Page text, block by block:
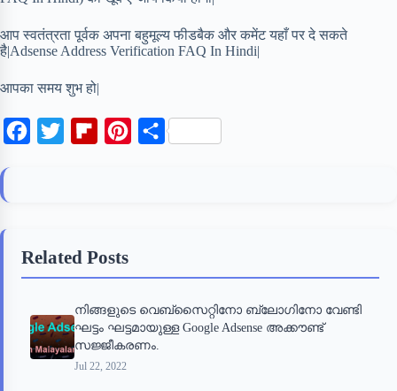
आप स्वतंत्रता पूर्वक अपना बहुमूल्य फीडबैक और कमेंट यहाँ पर दे सकते
है|Adsense Address Verification FAQ In Hindi|
आपका समय शुभ हो|
o
k
e
o
r
d
s
t
S
Related Posts
നിങ്ങളുടെ വെബ്‌സൈറ്റിനോ ബ്ലോഗിനോ വേണ്ടി
ഘട്ടം ഘട്ടമായുള്ള Google Adsense അക്കൗണ്ട്
സജ്ജീകരണം.
Jul 22, 2022